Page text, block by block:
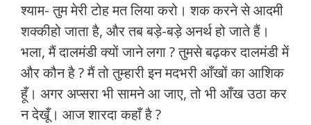
श्याम- तुम मेरी टोह मत लिया करो। शक करने से आदमी
शक्कीहो जाता है, और तब बड़े-बड़े अनर्थ हो जाते हैं।
भला, मैं दालमंडी क्यों जाने लगा ? तुमसे बढ़कर दालमंडी में
और कौन है ? मैं तो तुम्हारी इन मदभरी आँखों का आशिक
हूँ। अगर अप्सरा भी सामने आ जाए, तो भी आँख उठा कर
न देखूँ। आज शारदा कहाँ है ?